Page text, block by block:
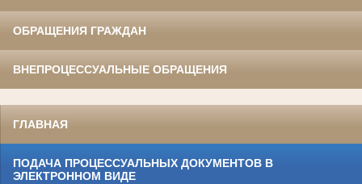
ОБРАЩЕНИЯ ГРАЖДАН
ВНЕПРОЦЕССУАЛЬНЫЕ ОБРАЩЕНИЯ
ГЛАВНАЯ
ПОДАЧА ПРОЦЕССУАЛЬНЫХ ДОКУМЕНТОВ В
ЭЛЕКТРОННОМ ВИДЕ